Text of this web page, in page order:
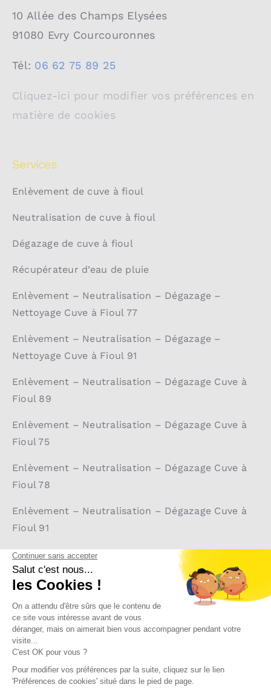
10 Allée des Champs Elysées
91080 Evry Courcouronnes
Tél: 06 62 75 89 25
Cliquez-ici pour modifier vos préférences en
matière de cookies
Services
Enlèvement de cuve à fioul
Neutralisation de cuve à fioul
Dégazage de cuve à fioul
Récupérateur d’eau de pluie
Enlèvement – Neutralisation – Dégazage –
Nettoyage Cuve à Fioul 77
Enlèvement – Neutralisation – Dégazage –
Nettoyage Cuve à Fioul 91
Enlèvement – Neutralisation – Dégazage Cuve à
Fioul 89
Enlèvement – Neutralisation – Dégazage Cuve à
Fioul 75
Enlèvement – Neutralisation – Dégazage Cuve à
Fioul 78
Enlèvement – Neutralisation – Dégazage Cuve à
Fioul 91
Enlèvement – Neutralisation – Dégazage Cuve à
Fioul 92
Enlèvement – Neutralisation – Dégazage Cuve à
Fioul 93
Enlèvement – Neutralisation – Dégazage Cuve à
Fioul 94
Enlèvement – Neutralisation – Dégazage Cuve à